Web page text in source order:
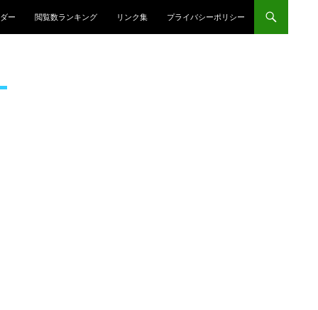
ー 閲覧数ランキング リンク集 プライバシーポリシー